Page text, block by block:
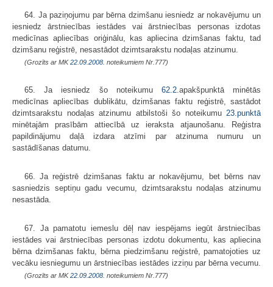
64. Ja paziņojumu par bērna dzimšanu iesniedz ar nokavējumu un
iesniedz ārstniecības iestādes vai ārstniecības personas izdotas
medicīnas apliecības oriģinālu, kas apliecina dzimšanas faktu, tad
dzimšanu reģistrē, nesastādot dzimtsarakstu nodaļas atzinumu.
(Grozīts ar MK22.09.2008. noteikumiem Nr.777)
65. Ja iesniedz šo noteikumu 62.2.apakš­punktā minētās
medicīnas apliecības dublikātu, dzimšanas faktu reģistrē, sastādot
dzimtsarakstu nodaļas atzinumu atbilstoši šo noteikumu 23.punktā
minētajām prasībām attiecībā uz ieraksta atjaunošanu. Reģistra
papildinājumu daļā izdara atzīmi par atzinuma numuru un
sastādīšanas datumu.
66. Ja reģistrē dzimšanas faktu ar nokavējumu, bet bērns nav
sasniedzis septiņu gadu vecumu, dzimtsarakstu nodaļas atzinumu
nesastāda.
67. Ja pamatotu iemeslu dēļ nav iespējams iegūt ārstniecības
iestādes vai ārstniecības personas izdotu dokumentu, kas apliecina
bērna dzimšanas faktu, bērna piedzimšanu reģistrē, pamatojoties uz
vecāku iesniegumu un ārstniecības iestādes izziņu par bērna vecumu.
(Grozīts ar MK22.09.2008. noteikumiem Nr.777)